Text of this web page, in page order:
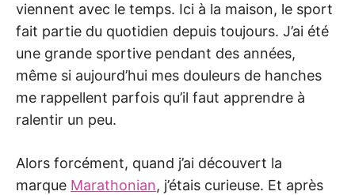
viennent avec le temps. Ici à la maison, le sport
fait partie du quotidien depuis toujours. J’ai été
une grande sportive pendant des années,
même si aujourd’hui mes douleurs de hanches
me rappellent parfois qu’il faut apprendre à
ralentir un peu.
Alors forcément, quand j’ai découvert la
marque Marathonian, j’étais curieuse. Et après